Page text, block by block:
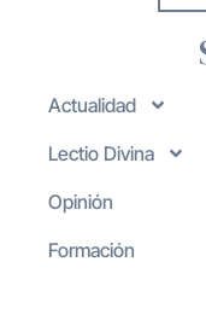
Actualidad
Lectio Divina
Opinión
Formación